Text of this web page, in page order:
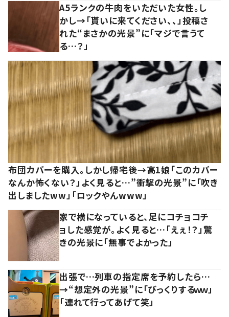
A5ランクの牛肉をいただいた女性。し
かし→「貰いに来てください、、」投稿さ
れた“まさかの光景”に「マジで言うて
る…？」
布団カバーを購入。しかし帰宅後→高1娘「このカバー
なんか怖くない？」よく見ると…”衝撃の光景”に「吹き
出しましたww」「ロックやんwww」
家で横になっていると、足にコチョコチ
ョした感覚が。よく見ると…「えぇ！？」驚
きの光景に「無事でよかった」
出張で…列車の指定席を予約したら…
→“想定外の光景”に「びっくりするｗｗ」
「連れて行ってあげて笑」